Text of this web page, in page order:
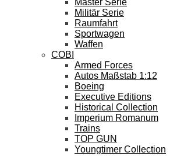
Master Serie
Militär Serie
Raumfahrt
Sportwagen
Waffen
COBI
Armed Forces
Autos Maßstab 1:12
Boeing
Executive Editions
Historical Collection
Imperium Romanum
Trains
TOP GUN
Youngtimer Collection